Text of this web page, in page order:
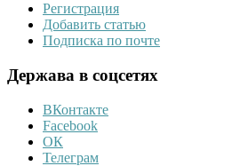
Регистрация
Добавить статью
Подписка по почте
Держава в соцсетях
ВКонтакте
Facebook
ОК
Телеграм